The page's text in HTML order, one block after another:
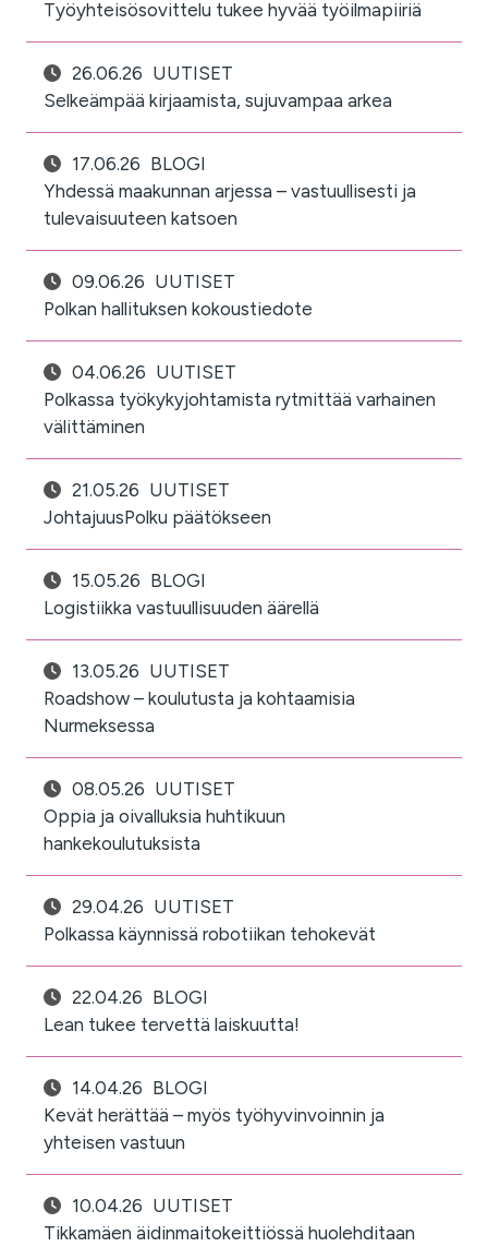
Työyhteisösovittelu tukee hyvää työilmapiiriä
26.06.26 UUTISET
Selkeämpää kirjaamista, sujuvampaa arkea
17.06.26 BLOGI
Yhdessä maakunnan arjessa – vastuullisesti ja
tulevaisuuteen katsoen
09.06.26 UUTISET
Polkan hallituksen kokoustiedote
04.06.26 UUTISET
Polkassa työkykyjohtamista rytmittää varhainen
välittäminen
21.05.26 UUTISET
JohtajuusPolku päätökseen
15.05.26 BLOGI
Logistiikka vastuullisuuden äärellä
13.05.26 UUTISET
Roadshow – koulutusta ja kohtaamisia
Nurmeksessa
08.05.26 UUTISET
Oppia ja oivalluksia huhtikuun
hankekoulutuksista
29.04.26 UUTISET
Polkassa käynnissä robotiikan tehokevät
22.04.26 BLOGI
Lean tukee tervettä laiskuutta!
14.04.26 BLOGI
Kevät herättää – myös työhyvinvoinnin ja
yhteisen vastuun
10.04.26 UUTISET
Tikkamäen äidinmaitokeittiössä huolehditaan